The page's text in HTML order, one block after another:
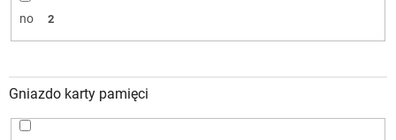
no 2
Gniazdo karty pamięci